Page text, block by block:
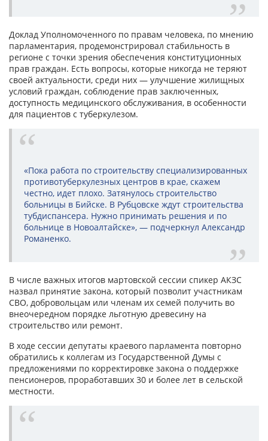
Доклад Уполномоченного по правам человека, по мнению
парламентария, продемонстрировал стабильность в
регионе с точки зрения обеспечения конституционных
прав граждан. Есть вопросы, которые никогда не теряют
своей актуальности, среди них — улучшение жилищных
условий граждан, соблюдение прав заключенных,
доступность медицинского обслуживания, в особенности
для пациентов с туберкулезом.
«Пока работа по строительству специализированных
противотуберкулезных центров в крае, скажем
честно, идет плохо. Затянулось строительство
больницы в Бийске. В Рубцовске ждут строительства
тубдиспансера. Нужно принимать решения и по
больнице в Новоалтайске», — подчеркнул Александр
Романенко.
В числе важных итогов мартовской сессии спикер АКЗС
назвал принятие закона, который позволит участникам
СВО, добровольцам или членам их семей получить во
внеочередном порядке льготную древесину на
строительство или ремонт.
В ходе сессии депутаты краевого парламента повторно
обратились к коллегам из Государственной Думы с
предложениями по корректировке закона о поддержке
пенсионеров, проработавших 30 и более лет в сельской
местности.